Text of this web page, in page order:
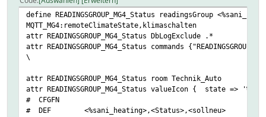
define READINGSGROUP_MG4_Status readingsGroup
MQTT_MG4:remoteClimateState,klimaschalten
attr READINGSGROUP_MG4_Status DbLogExclude .*
attr READINGSGROUP_MG4_Status commands
\
attr READINGSGROUP_MG4_Status room Technik_Auto
attr READINGSGROUP_MG4_Status valueIcon { state =>
# CFGFN
# DEF <%sani_heating>,<Status>,<sollneu>